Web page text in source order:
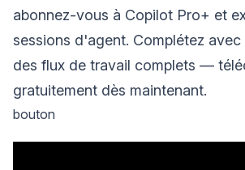
abonnez-vous à Copilot Pro+ et
sessions d'agent. Complétez
des flux de travail complets —
gratuitement dès maintenant.
bouton